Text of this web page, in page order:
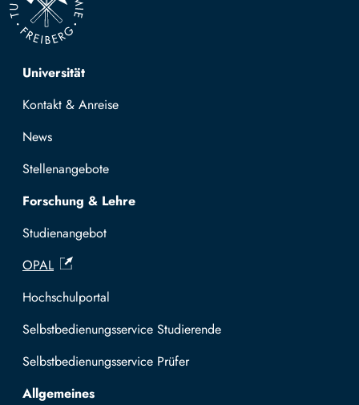
Top navigation
Universität
Kontakt & Anreise
News
Stellenangebote
Forschung & Lehre
Studienangebot
OPAL
Hochschulportal
Selbstbedienungsservice Studierende
Selbstbedienungsservice Prüfer
Allgemeines